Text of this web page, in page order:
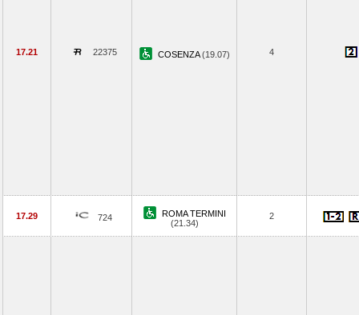
17.21 22375 COSENZA(19.07) 4
17.29 724
ROMA TERMINI
(21.34)
2